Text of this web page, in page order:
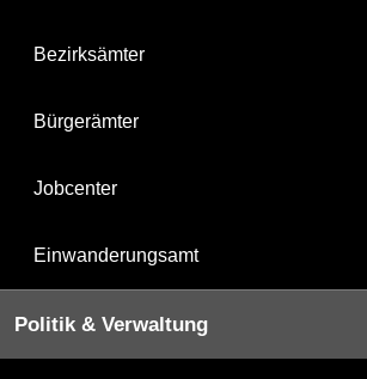
Bezirksämter
Bürgerämter
Jobcenter
Einwanderungsamt
Politik & Verwaltung